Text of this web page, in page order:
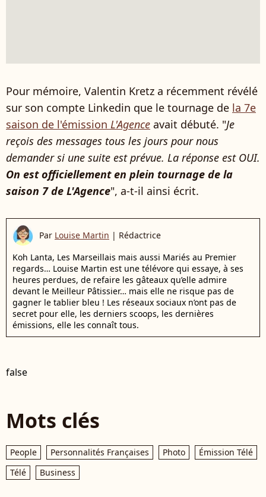
Pour mémoire, Valentin Kretz a récemment révélé
sur son compte Linkedin que le tournage de la 7e
saison de l'émission L'Agence avait débuté. "Je
reçois des messages tous les jours pour nous
demander si une suite est prévue. La réponse est OUI.
On est officiellement en plein tournage de la
saison 7 de L'Agence", a-t-il ainsi écrit.
Par Louise Martin | Rédactrice
Koh Lanta, Les Marseillais mais aussi Mariés au Premier
regards… Louise Martin est une télévore qui essaye, à ses
heures perdues, de refaire les gâteaux qu’elle admire
devant le Meilleur Pâtissier… mais elle ne risque pas de
gagner le tablier bleu ! Les réseaux sociaux n’ont pas de
secret pour elle, les derniers scoops, les dernières
émissions, elle les connaît tous.
false
Mots clés
People Personnalités Françaises Photo
Émission Télé
Télé
Business